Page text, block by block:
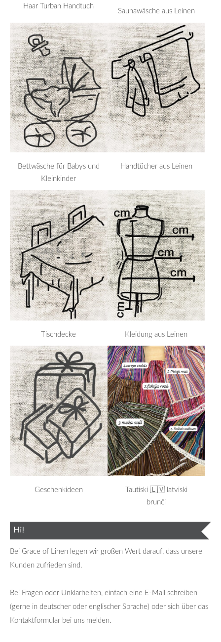
Hi!
Bei Grace of Linen legen wir großen Wert darauf, dass unsere
Kunden zufrieden sind.
Bei Fragen oder Unklarheiten, einfach eine E-Mail schreiben
(gerne in deutscher oder englischer Sprache) oder sich über das
Kontaktformular bei uns melden.
Haar Turban Handtuch
Saunawäsche aus Leinen
Bettwäsche für Babys und
Kleinkinder
Handtücher aus Leinen
Tischdecke Kleidung aus Leinen
Geschenkideen
Tautiski 🇱🇻 latviski
brunči